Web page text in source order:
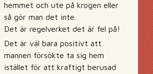
hemmet och ute på krogen eller
så gör man det inte.
Det är regelverket det är fel på!
Det är väl bara positivt att
mannen försökte ta sig hem
istället för att kraftigt berusad